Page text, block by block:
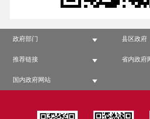
政府部门 县区政府
推荐链接 省内政府
国内政府网站